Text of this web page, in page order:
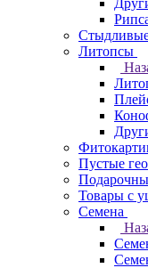
Литопсы
Пустые
Товары с
Семена